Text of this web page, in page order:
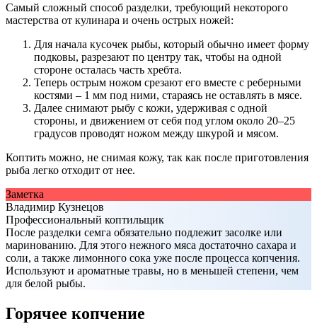
Самый сложный способ разделки, требующий некоторого
мастерства от кулинара и очень острых ножей:
Для начала кусочек рыбы, который обычно имеет форму
подковы, разрезают по центру так, чтобы на одной
стороне осталась часть хребта.
Теперь острым ножом срезают его вместе с реберными
костями – 1 мм под ними, стараясь не оставлять в мясе.
Далее снимают рыбу с кожи, удерживая с одной
стороны, и движением от себя под углом около 20–25
градусов проводят ножом между шкурой и мясом.
Коптить можно, не снимая кожу, так как после приготовления
рыба легко отходит от нее.
Заметка
Владимир Кузнецов
Профессиональный коптильщик
После разделки семга обязательно подлежит засолке или
маринованию. Для этого нежного мяса достаточно сахара и
соли, а также лимонного сока уже после процесса копчения.
Используют и ароматные травы, но в меньшей степени, чем
для белой рыбы.
Горячее копчение